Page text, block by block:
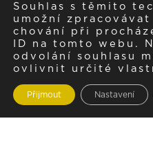
Souhlas s těmito
umožní
chování při
ID na tomto webu.
odvolání souhlasu
ovlivnit určité
Přijmout Nastavení